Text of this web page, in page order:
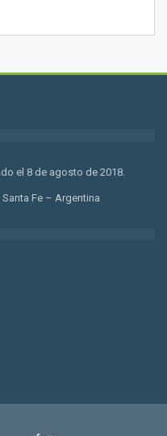
el 8 de agosto de 2018.
Fe – Argentina